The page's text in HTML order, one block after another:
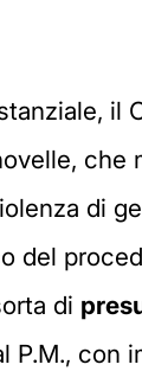
il
che
di
del
di
con